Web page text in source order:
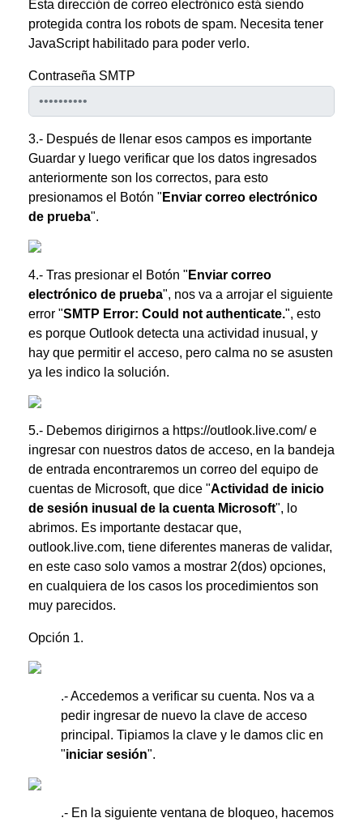
Esta dirección de correo electrónico está siendo
protegida contra los robots de spam. Necesita tener
JavaScript habilitado para poder verlo.
Contraseña SMTP
3.- Después de llenar esos campos es importante
Guardar y luego verificar que los datos ingresados
anteriormente son los correctos, para esto
presionamos el Botón " Enviar correo electrónico
de prueba".
4.- Tras presionar el Botón " Enviar correo
electrónico de prueba", nos va a arrojar el siguiente
error "SMTP Error: Could not authenticate.", esto
es porque Outlook detecta una actividad inusual, y
hay que permitir el acceso, pero calma no se asusten
ya les indico la solución.
5.- Debemos dirigirnos a https://outlook.live.com/e
ingresar con nuestros datos de acceso, en la bandeja
de entrada encontraremos un correo del equipo de
cuentas de Microsoft, que dice "Actividad de inicio
de sesión inusual de la cuenta Microsoft", lo
abrimos. Es importante destacar que,
outlook.live.com, tiene diferentes maneras de validar,
en este caso solo vamos a mostrar 2(dos) opciones,
en cualquiera de los casos los procedimientos son
muy parecidos.
Opción 1.
.- Accedemos a verificar su cuenta. Nos va a
pedir ingresar de nuevo la clave de acceso
principal. Tipiamos la clave y le damos clic en
"iniciar sesión".
.- En la siguiente ventana de bloqueo, hacemos